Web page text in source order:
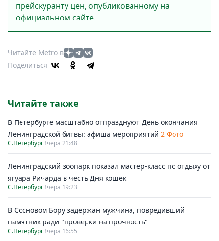
прейскуранту цен, опубликованному на
официальном сайте.
Читайте Metro в
Поделиться
Читайте также
В Петербурге масштабно отпразднуют День окончания
Ленинградской битвы: афиша мероприятий 2 Фото
С.ПетербургВчера 21:48
Ленинградский зоопарк показал мастер-класс по отдыху от
ягуара Ричарда в честь Дня кошек
С.ПетербургВчера 19:23
В Сосновом Бору задержан мужчина, повредивший
памятник ради "проверки на прочность"
С.ПетербургВчера 16:55